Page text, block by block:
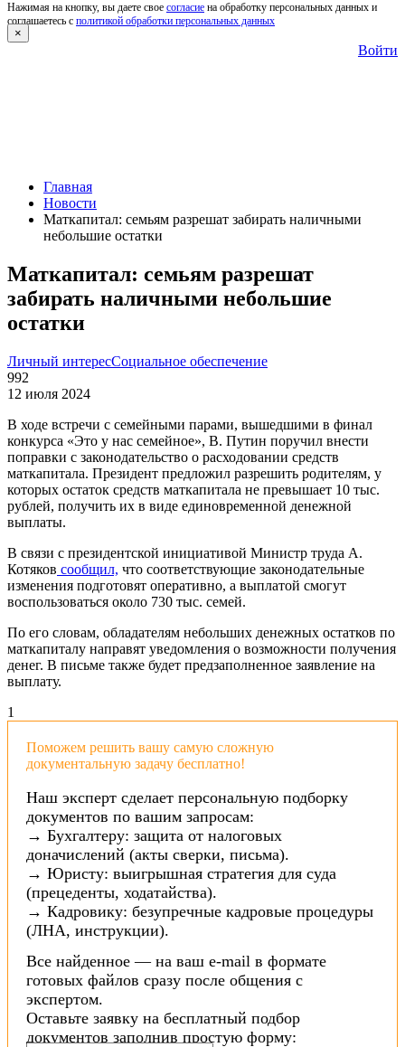
Нажимая на кнопку, вы даете свое согласие на обработку персональных данных и
соглашаетесь с политикой обработки персональных данных
×
Войти
Главная
Новости
Маткапитал: семьям разрешат забирать наличными
небольшие остатки
Маткапитал: семьям разрешат
забирать наличными небольшие
остатки
Личный интересСоциальное обеспечение
992
12 июля 2024
В ходе встречи с семейными парами, вышедшими в финал
конкурса «Это у нас семейное», В. Путин поручил внести
поправки с законодательство о расходовании средств
маткапитала. Президент предложил разрешить родителям, у
которых остаток средств маткапитала не превышает 10 тыс.
рублей, получить их в виде единовременной денежной
выплаты.
В связи с президентской инициативой Министр труда А.
Котяков сообщил, что соответствующие законодательные
изменения подготовят оперативно, а выплатой смогут
воспользоваться около 730 тыс. семей.
По его словам, обладателям небольших денежных остатков по
маткапиталу направят уведомления о возможности получения
денег. В письме также будет предзаполненное заявление на
выплату.
1
Поможем решить вашу самую сложную
документальную задачу бесплатно!
Наш эксперт сделает персональную подборку
документов по вашим запросам:
→ Бухгалтеру: защита от налоговых
доначислений (акты сверки, письма).
→ Юристу: выигрышная стратегия для суда
(прецеденты, ходатайства).
→ Кадровику: безупречные кадровые процедуры
(ЛНА, инструкции).
Все найденное — на ваш e-mail в формате
готовых файлов сразу после общения с
экспертом.
Оставьте заявку на бесплатный подбор
документов заполнив простую форму: